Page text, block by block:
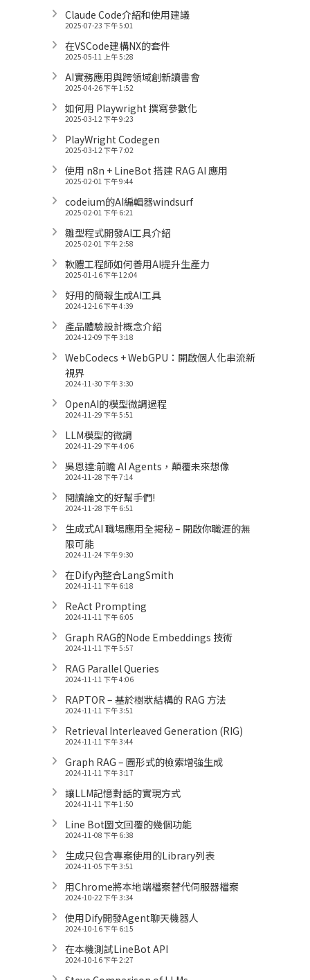
Claude Code介紹和使用建議
2025-07-23 下午 5:01
在VSCode建構NX的套件
2025-05-11 上午 5:28
AI實務應用與跨領域創新讀書會
2025-04-26 下午 1:52
如何用 Playwright 撰寫參數化
2025-03-12 下午 9:23
PlayWright Codegen
2025-03-12 下午 7:02
使用 n8n + LineBot 搭建 RAG AI 應用
2025-02-01 下午 9:44
codeium的AI編輯器windsurf
2025-02-01 下午 6:21
雛型程式開發AI工具介紹
2025-02-01 下午 2:58
軟體工程師如何善用AI提升生產力
2025-01-16 下午 12:04
好用的簡報生成AI工具
2024-12-16 下午 4:39
產品體驗設計概念介紹
2024-12-09 下午 3:18
WebCodecs + WebGPU：開啟個人化串流新
視界
2024-11-30 下午 3:30
OpenAI的模型微調過程
2024-11-29 下午 5:51
LLM模型的微調
2024-11-29 下午 4:06
吳恩達:前瞻 AI Agents，顛覆未來想像
2024-11-28 下午 7:14
閱讀論文的好幫手們!
2024-11-28 下午 6:51
生成式AI 職場應用全揭秘 – 開啟你職涯的無
限可能
2024-11-24 下午 9:30
在Dify內整合LangSmith
2024-11-11 下午 6:18
ReAct Prompting
2024-11-11 下午 6:05
Graph RAG的Node Embeddings 技術
2024-11-11 下午 5:57
RAG Parallel Queries
2024-11-11 下午 4:06
RAPTOR – 基於樹狀結構的 RAG 方法
2024-11-11 下午 3:51
Retrieval Interleaved Generation (RIG)
2024-11-11 下午 3:44
Graph RAG – 圖形式的檢索增強生成
2024-11-11 下午 3:17
讓LLM記憶對話的實現方式
2024-11-11 下午 1:50
Line Bot圖文回覆的幾個功能
2024-11-08 下午 6:38
生成只包含專案使用的Library列表
2024-11-05 下午 3:51
用Chrome將本地端檔案替代伺服器檔案
2024-10-22 下午 3:34
使用Dify開發Agent聊天機器人
2024-10-16 下午 6:15
在本機測試LineBot API
2024-10-16 下午 2:27